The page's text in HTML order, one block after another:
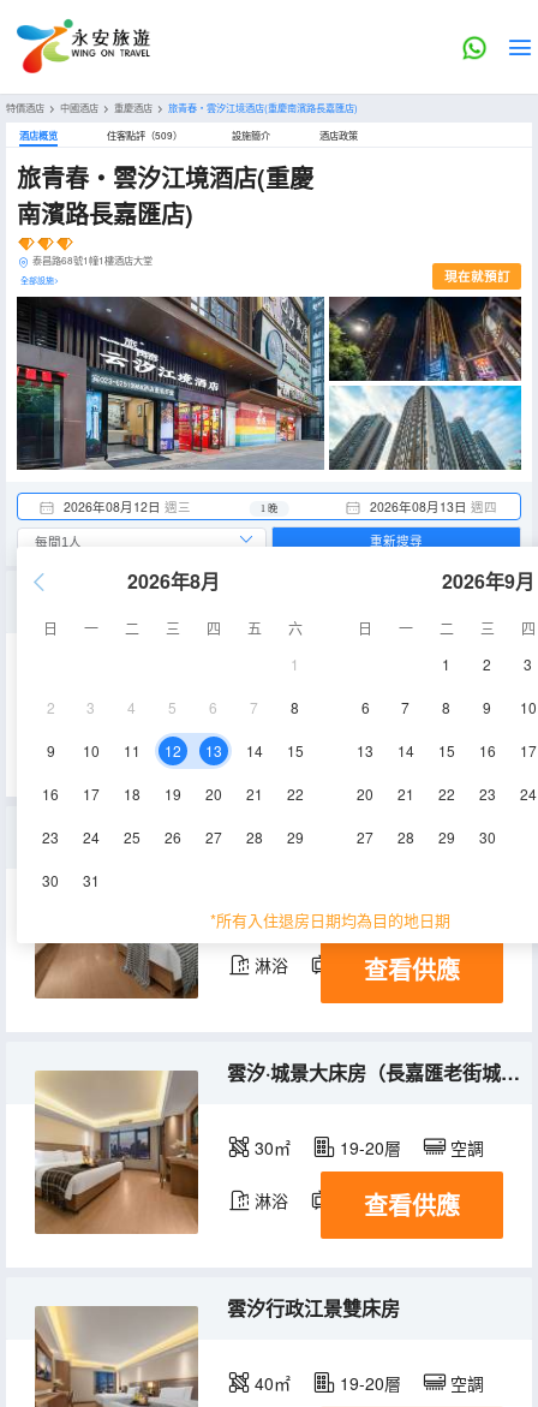
特價酒店 > 中國酒店 > 重慶酒店 > 旅青春・雲汐江境酒店(重慶南濱路長嘉匯店)
酒店概览 住客點評（509） 設施簡介 酒店政策
旅青春・雲汐江境酒店(重慶
南濱路長嘉匯店)
泰昌路68號1幢1樓酒店大堂
全部設施> 現在就預訂
2026年08月12日 週三 2026年08月13日 週四
1 晚
2026年8月
日 一 二 三 四 五
六
1
2 3 4 5 6 7 8
9 10 11 12 13 14 15
16 17 18 19 20 21 22
23 24 25 26 27 28 29
30 31
2026年9月
日 一 二 三
四
1
2 3
6 7 8 9 10
13 14 15 16 17
20 21 22 23 24
27 28 29 30
*所有入住退房日期均為目的地日期
重新搜尋
空調
雲汐·機麻雙床房
40㎡ 19層 空調
淋浴 電視機
查看供應
雲汐·城景大床房（長嘉匯老街城景）
30㎡ 19-20層 空調
淋浴 電視機
查看供應
雲汐行政江景雙床房
40㎡ 19-20層 空調